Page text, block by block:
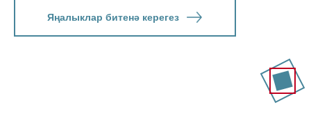
Яңалыклар битенә керегез